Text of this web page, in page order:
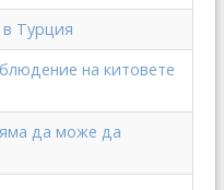
в Турция
на китовете
да може да